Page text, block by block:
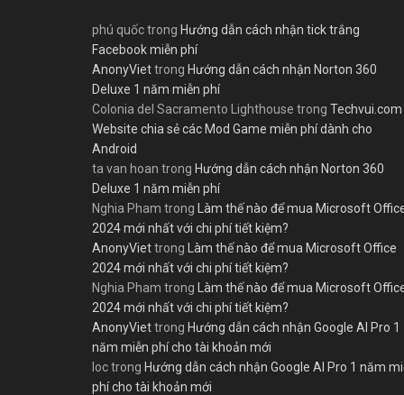
phú quốctrong Hướng dẫn cách nhận tick trắng
Facebook miễn phí
AnonyViettrong Hướng dẫn cách nhận Norton 360
Deluxe 1 năm miễn phí
Colonia del Sacramento Lighthouse trong Techvui.com
Website chia sẻ các Mod Game miễn phí dành cho
Android
ta van hoan trong Hướng dẫn cách nhận Norton 360
Deluxe 1 năm miễn phí
Nghia Pham trong Làm thế nào để mua Microsoft
2024 mới nhất với chi phí tiết kiệm?
AnonyViettrong Làm thế nào để mua Microsoft Office
2024 mới nhất với chi phí tiết kiệm?
Nghia Pham trong Làm thế nào để mua Microsoft
2024 mới nhất với chi phí tiết kiệm?
AnonyViettrong Hướng dẫn cách nhận Google AI Pro 1
năm miễn phí cho tài khoản mới
loctrong Hướng dẫn cách nhận Google AI Pro 1 năm
phí cho tài khoản mới